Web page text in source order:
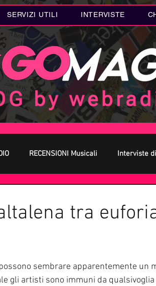
SERVIZI UTILI INTERVISTE
RECENSIONI Musicali Interviste
Riflessioni in MUSICA Servizi offerti
tra
sembrare apparentemente un
gli artisti sono immuni da